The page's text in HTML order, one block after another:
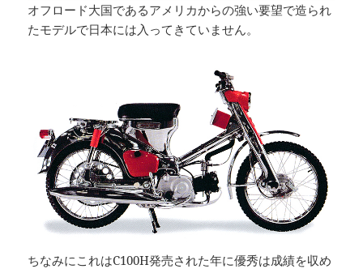
オフロード大国であるアメリカからの強い要望で造られ
たモデルで日本には入ってきていません。
ちなみにこれはC100H発売された年に優秀は成績を収め